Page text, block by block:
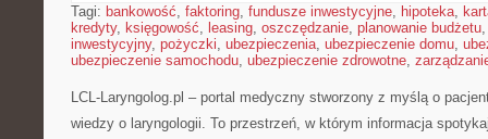
Tagi: bankowość, faktoring, fundusze inwestycyjne, hipoteka,
kredyty, księgowość, leasing, oszczędzanie, planowanie budżetu
inwestycyjny, pożyczki, ubezpieczenia, ubezpieczenie domu,
ubezpieczenie samochodu, ubezpieczenie zdrowotne,
LCL-Laryngolog.pl – portal medyczny stworzony z myślą o
wiedzy o laryngologii. To przestrzeń, w którym informacja